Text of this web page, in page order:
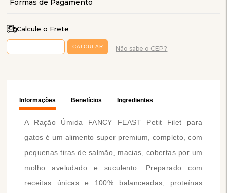
Calcule o Frete
Não sabe o CEP?
Informações Benefícios Ingredientes
A Ração Úmida FANCY FEAST Petit Filet para
gatos é um alimento super premium, completo, com
pequenas tiras de salmão, macias, cobertas por um
molho aveludado e suculento. Preparado com
receitas únicas e 100% balanceadas, proteínas